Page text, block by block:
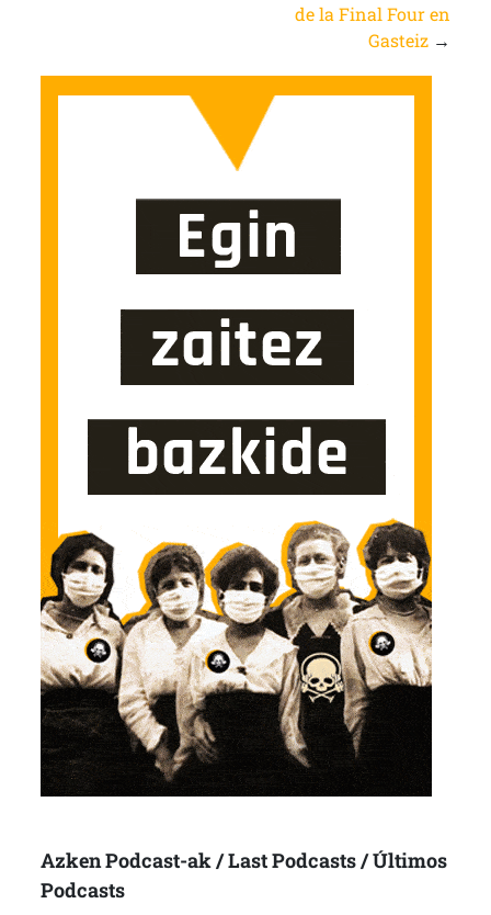
de la Final Four en
Gasteiz →
Azken Podcast-ak / Last Podcasts / Últimos
Podcasts